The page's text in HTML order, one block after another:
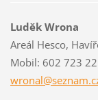
Luděk Wrona
Areál Hesco,
Mobil: 602 723
wronal@s